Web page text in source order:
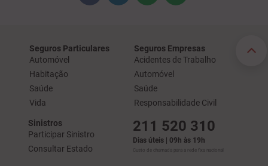
Seguros Particulares
Automóvel
Habitação
Saúde
Vida
Seguros Empresas
Acidentes de Trabalho
Automóvel
Saúde
Responsabilidade Civil
Sinistros
Participar Sinistro
Consultar Estado
211 520 310
Dias úteis | 09h às 19h
Custo de chamada para a rede fixa nacional